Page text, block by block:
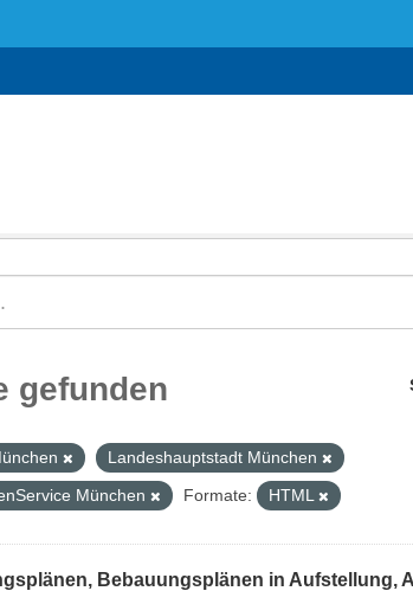
gefunden
Landeshauptstadt München
München Formate: HTML
Bebauungsplänen in Aufstellung,